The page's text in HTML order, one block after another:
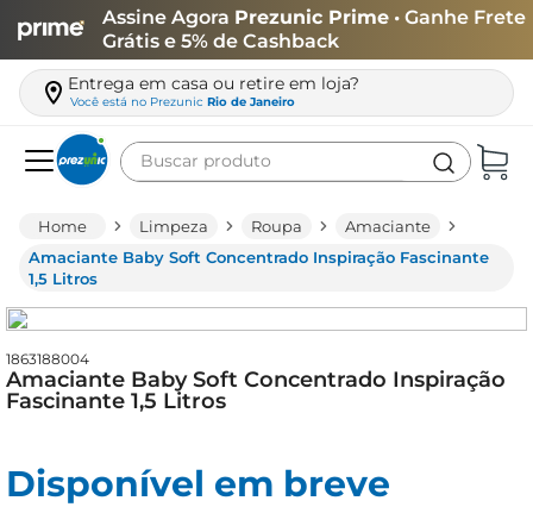
Assine Agora Prezunic Prime • Ganhe Frete
Grátis e 5% de Cashback
Entrega em casa ou retire em loja?
Você está no Prezunic Rio de Janeiro
Buscar produto
Limpeza Roupa
Amaciante
Amaciante Baby Soft Concentrado Inspiração Fascinante
1,5 Litros
1863188004
Amaciante Baby Soft Concentrado Inspiração
Fascinante 1,5 Litros
Disponível em breve
leite
café
queijo
arroz
biscoito